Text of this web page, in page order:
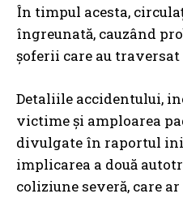
În timpul acesta,
îngreunată, cauzând
șoferii care au traversat
Detaliile accidentului,
victime și amploarea
divulgate în raportul
implicarea a două
coliziune severă, care